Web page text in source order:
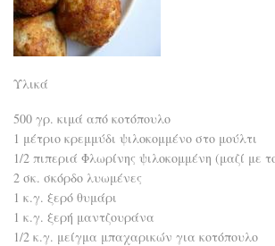
Υλικά
500 γρ. κιμά από κοτόπουλο
1 μέτριο κρεμμύδι ψιλοκομμένο στο μούλτι
1/2 πιπεριά Φλωρίνης ψιλοκομμένη (μαζί με
2 σκ. σκόρδο λυωμένες
1 κ.γ. ξερό θυμάρι
1 κ.γ. ξερή μαντζουράνα
1/2 κ.γ. μείγμα μπαχαρικών για κοτόπουλο